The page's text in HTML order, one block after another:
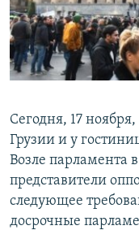
СПОРТ
МИР
БЛОГИ
ГОЛОСА
ЧИТАЕМ ПРЕССУ
АРХИВ
Все сайты РСЕ/
Сегодня, 17
Грузии и у
Возле парламента
представители
следующее
досрочные